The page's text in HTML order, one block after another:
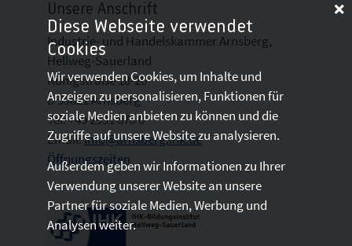
Unsere Anschrift
Industrie- und Handelskammer Arnsberg,
Hellweg-Sauerland
Königstraße 18-20
D 59821 Arnsberg
Tel: +49 2931 878 0
Email:info@arnsberg.ihk.de
Öffnungszeiten
Diese Webseite verwendet
Cookies
Wir verwenden Cookies, um Inhalte und
Anzeigen zu personalisieren, Funktionen für
soziale Medien anbieten zu können und die
Zugriffe auf unsere Website zu analysieren.
Außerdem geben wir Informationen zu Ihrer
Verwendung unserer Website an unsere
Partner für soziale Medien, Werbung und
Analysen weiter.